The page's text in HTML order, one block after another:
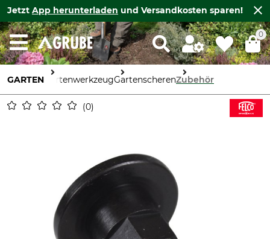
Jetzt App herunterladen und Versandkosten sparen!
0
GARTEN GartenwerkzeugGartenscherenZubehör
0